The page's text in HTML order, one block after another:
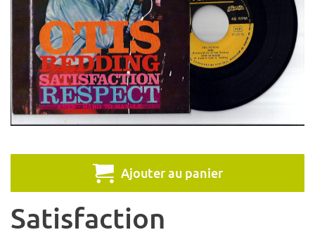
Ajouter au panier
Satisfaction